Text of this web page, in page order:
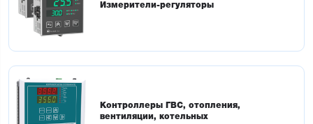
Измерители-регуляторы
Контроллеры ГВС, отопления,
вентиляции, котельных